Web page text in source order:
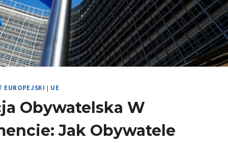
EUROPEJSKI | UE
Obywatelska W
Jak Obywatele